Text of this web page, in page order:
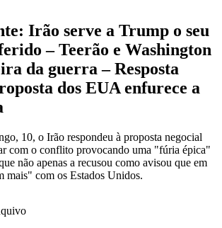
Irão serve a Trump o seu
– Teerão e Washington
da guerra – Resposta
dos EUA enfurece a
10, o Irão respondeu à proposta negocial
com o conflito provocando uma "fúria épica"
não apenas a recusou como avisou que em
mais" com os Estados Unidos.